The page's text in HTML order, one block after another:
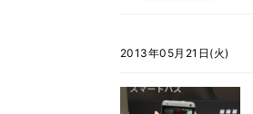
2013年05月21日(火)